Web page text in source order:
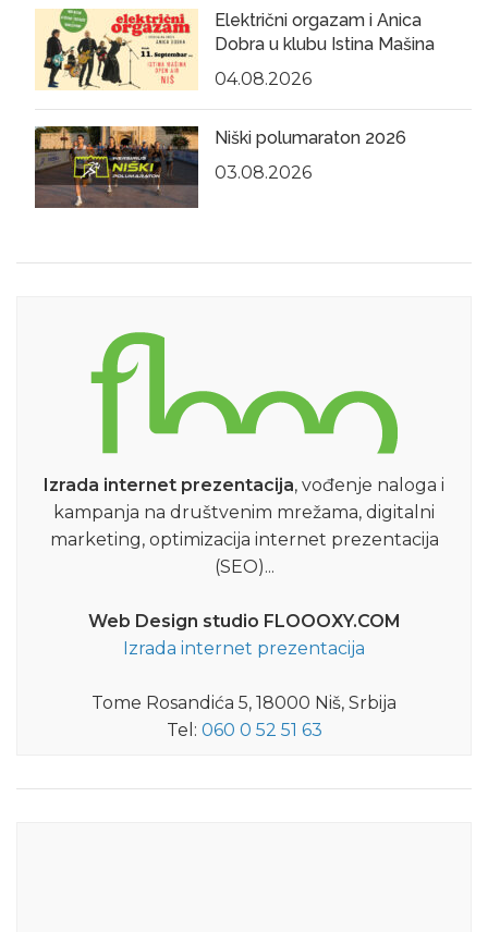
Električni orgazam i Anica
Dobra u klubu Istina Mašina
04.08.2026
Niški polumaraton 2026
03.08.2026
Izrada internet prezentacija, vođenje naloga i
kampanja na društvenim mrežama, digitalni
marketing, optimizacija internet prezentacija
(SEO)...
Web Design studio FLOOOXY.COM
Izrada internet prezentacija
Tome Rosandića 5, 18000 Niš, Srbija
Tel: 060 0 52 51 63